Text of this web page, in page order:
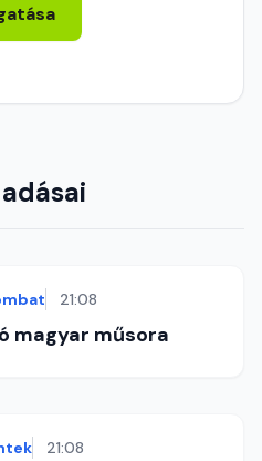
21:08
magyar műsora
21:08